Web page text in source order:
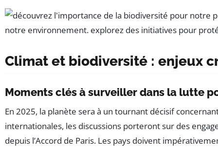
Climat et biodiversité : enjeux
Moments clés à surveiller dans la lutte
En 2025, la planète sera à un tournant décisif
internationales, les discussions porteront sur des
depuis l’Accord de Paris. Les pays doivent